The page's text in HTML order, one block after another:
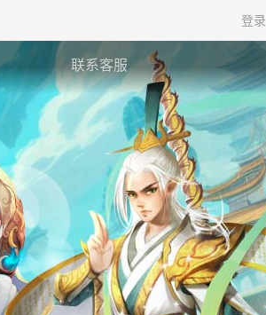
登录
联系客服